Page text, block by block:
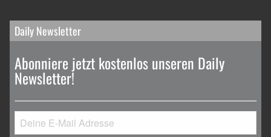
Daily Newsletter
Abonniere jetzt kostenlos unseren Daily
Newsletter!